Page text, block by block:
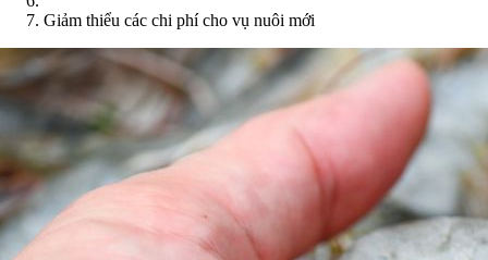
Giảm thiểu các chi phí cho vụ nuôi mới